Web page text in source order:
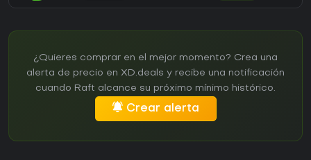
¿Quieres comprar en el mejor momento? Crea una
alerta de precio en XD.deals y recibe una notificación
cuando Raft alcance su próximo mínimo histórico.
Crear alerta